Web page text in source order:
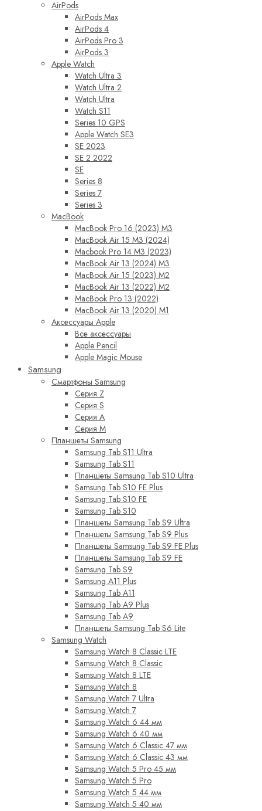
AirPods
AirPods Max
AirPods 4
AirPods Pro 3
AirPods 3
Apple Watch
Watch Ultra 3
Watch Ultra 2
Watch Ultra
Watch S11
Series 10 GPS
Apple Watch SE3
SE 2023
SE 2 2022
SE
Series 8
Series 7
Series 3
MacBook
MacBook Pro 16 (2023) M3
MacBook Air 15 M3 (2024)
Macbook Pro 14 M3 (2023)
MacBook Air 13 (2024) M3
MacBook Air 15 (2023) M2
MacBook Air 13 (2022) M2
MacBook Pro 13 (2022)
MacBook Air 13 (2020) M1
Аксессуары Apple
Все аксессуары
Apple Pencil
Apple Magic Mouse
Samsung
Смартфоны Samsung
Серия Z
Серия S
Серия A
Серия M
Планшеты Samsung
Samsung Tab S11 Ultra
Samsung Tab S11
Планшеты Samsung Tab S10 Ultra
Samsung Tab S10 FE Plus
Samsung Tab S10 FE
Samsung Tab S10
Планшеты Samsung Tab S9 Ultra
Планшеты Samsung Tab S9 Plus
Планшеты Samsung Tab S9 FE Plus
Планшеты Samsung Tab S9 FE
Samsung Tab S9
Samsung A11 Plus
Samsung Tab A11
Samsung Tab A9 Plus
Samsung Tab A9
Планшеты Samsung Tab S6 Lite
Samsung Watch
Samsung Watch 8 Classic LTE
Samsung Watch 8 Classic
Samsung Watch 8 LTE
Samsung Watch 8
Samsung Watch 7 Ultra
Samsung Watch 7
Samsung Watch 6 44 мм
Samsung Watch 6 40 мм
Samsung Watch 6 Classic 47 мм
Samsung Watch 6 Classic 43 мм
Samsung Watch 5 Pro 45 мм
Samsung Watch 5 Pro
Samsung Watch 5 44 мм
Samsung Watch 5 40 мм